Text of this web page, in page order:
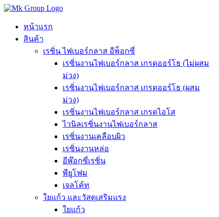
Skip
contentหน้าแรก
สินค้า
เรซิ่น ไฟเบอร์กลาส อีพ็อกซี่
เรซิ่นงานไฟเบอร์กลาส เกรดออร์โธ (ไม่ผสม
ม่วง)
เรซิ่นงานไฟเบอร์กลาส เกรดออร์โธ (ผสม
ม่วง)
เรซิ่นงานไฟเบอร์กลาส เกรดไอโส
ไวนิลเรซิ่นงานไฟเบอร์กลาส
เรซิ่นงานเคลือบผิว
เรซิ่นงานหล่อ
อีพ๊อกซี่เรซิ่น
พียูโฟม
เจลโค้ท
ใยแก้ว และวัสดุเสริมแรง
ใยแก้ว